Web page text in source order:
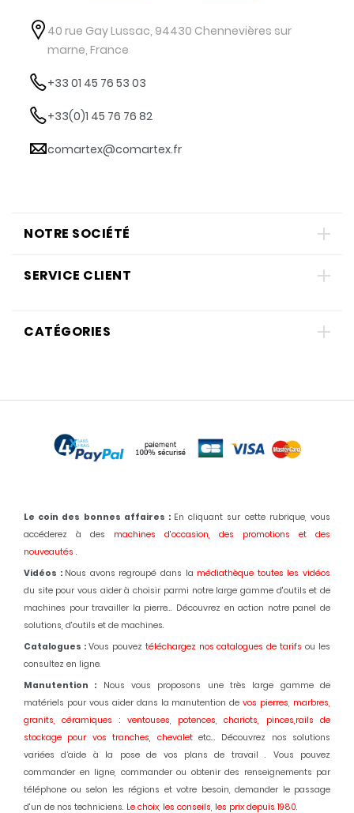
40 rue Gay Lussac, 94430 Chennevières sur
marne, France
+33 01 45 76 53 03
+33(0)1 45 76 76 82
comartex@comartex.fr
NOTRE SOCIÉTÉ
SERVICE CLIENT
CATÉGORIES
Le coin des bonnes affaires : En cliquant sur cette rubrique, vous
accéderez à des machines d'occasion, des promotions et des
nouveautés .
Vidéos : Nous avons regroupé dans la médiathèque toutes les vidéos
du site pour vous aider à choisir parmi notre large gamme d'outils et de
machines pour travailler la pierre... Découvrez en action notre panel de
solutions, d'outils et de machines.
Catalogues : Vous pouvez téléchargez nos catalogues de tarifs ou les
consultez en ligne.
Manutention : Nous vous proposons une très large gamme de
matériels pour vous aider dans la manutention devos pierres, marbres,
granits, céramiques : ventouses, potences, chariots, pinces,rails de
stockage pour vos tranches, chevalet etc... Découvrez nos solutions
variées d’aide à la pose de vos plans de travail . Vous pouvez
commander en ligne, commander ou obtenir des renseignements par
téléphone ou selon les régions et votre besoin, demander le passage
d'un de nos techniciens. Le choix, les conseils, les prix depuis 1980.